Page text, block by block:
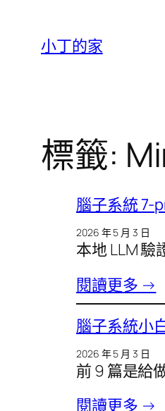
小丁的家
標籤:
腦子系統 7-
2026 年 5 月 3 日
本地 LLM
閱讀更多 →
腦子系統小
2026 年 5 月 3 日
前 9 篇是給
閱讀更多 →